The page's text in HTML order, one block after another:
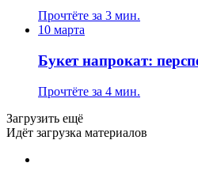
Прочтёте за 3 мин.
10 марта
Букет напрокат:
Прочтёте за 4 мин.
Загрузить ещё
Идёт загрузка материалов